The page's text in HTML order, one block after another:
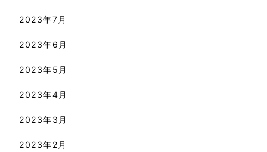
2023年7月
2023年6月
2023年5月
2023年4月
2023年3月
2023年2月